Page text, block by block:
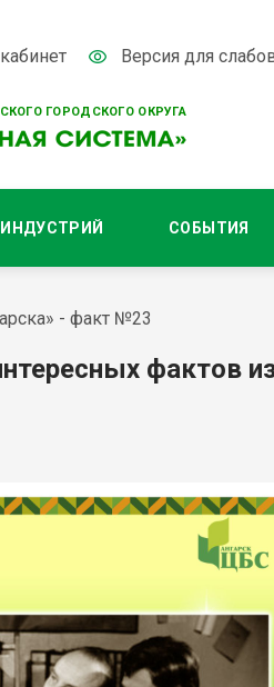
ГОРОДСКОГО ОКРУГА
Версия для
СОБЫТИЯ
- факт №23
фактов